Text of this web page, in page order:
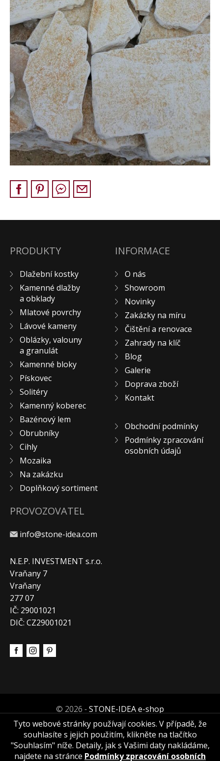
DLAŽEBNÍ KOSTKY
KAMENNÉ DLAŽBY, OBKLADY
MLATOVÉ POVRCHY
ZAKÁZKY NA MÍRU
VÝPRODEJ
NOVINKY
BLOG
KONTAKT
PRODUKTY
Dlažební kostky
Kamenné dlažby
a obklady
Mlatové povrchy
Lávové kameny
Oblázky, valouny
a granulát
Kamenné bloky
Pískovec
Solitéry
Kamenný koberec
Bazénový lem
Obrubníky
Cihly
Mozaika
Na zakázku
Doplňkový sortiment
INFORMACE
O nás
Showroom
Novinky
Zakázky na míru
Čištění a renovace
Zahrady na klíč
Blog
Galerie
Doprava zboží
Kontakt
Obchodní podmínky
Podmínky zpracování
osobních údajů
PROVOZOVATEL
info@stone-idea.com
N.E.P. INVESTMENT s.r.o.
Vraňany 7
Vraňany
277 07
IČ: 29001021
DIČ: CZ29001021
© 2026 -STONE-IDEA e-shop
Tyto webové stránky používají cookies. V případě, že
souhlasíte s jejich použitím, klikněte na tlačítko
"Souhlasím" níže. Detaily, jak s Vašimi daty nakládáme,
najdete na stránce Podmínky zpracování osobních